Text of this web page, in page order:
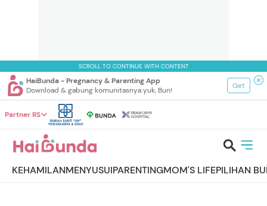
SCROLL TO CONTINUE WITH CONTENT
HaiBunda - Pregnancy & Parenting App
Download & gabung komunitasnya yuk, Bun!
Get
Partner RS
KEHAMILANMENYUSUIPARENTINGMOM'S LIFEPILIHAN